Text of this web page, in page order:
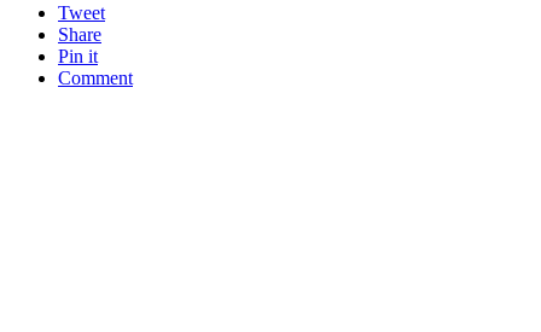
Tweet
Share
Pin it
Comment